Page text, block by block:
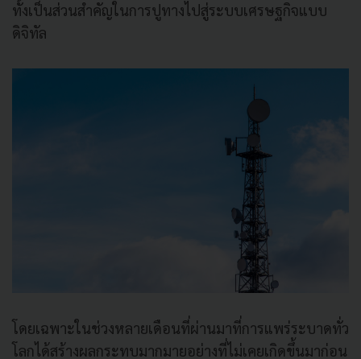
ทั้งเป็นส่วนสำคัญในการปูทางไปสู่ระบบเศรษฐกิจแบบ
ดิจิทัล
โดยเฉพาะในช่วงหลายเดือนที่ผ่านมาที่การแพร่ระบาดทั่ว
โลกได้สร้างผลกระทบมากมายอย่างที่ไม่เคยเกิดขึ้นมาก่อน